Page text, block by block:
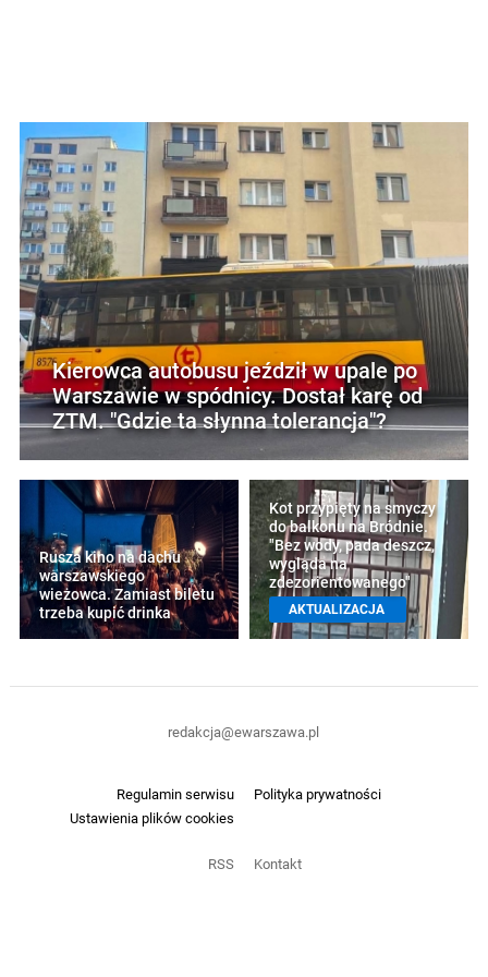
Kierowca autobusu jeździł w upale po
Warszawie w spódnicy. Dostał karę od
ZTM. "Gdzie ta słynna tolerancja"?
Rusza kino na dachu
warszawskiego
wieżowca. Zamiast biletu
trzeba kupić drinka
Kot przypięty na smyczy
do balkonu na Bródnie.
"Bez wody, pada deszcz,
wygląda na
zdezorientowanego"
AKTUALIZACJA
Regulamin serwisu
Polityka prywatności
Ustawienia plików cookies
RSS Kontakt
redakcja@ewarszawa.pl